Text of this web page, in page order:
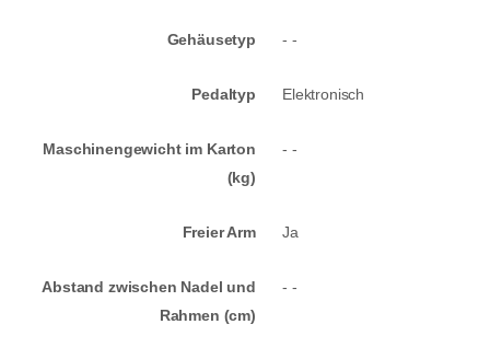
Gehäusetyp - -
Pedaltyp Elektronisch
Maschinengewicht im Karton
(kg)
- -
Freier Arm Ja
Abstand zwischen Nadel und
Rahmen (cm)
- -